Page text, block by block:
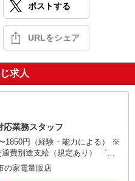
ポストする
URLをシェア
求人
応業務スタッフ
1850円（経験・能力による） ※
別途支給（規定あり） ゜
゜・。○。・゜+゜ 入社祝い金10
の家電量販店